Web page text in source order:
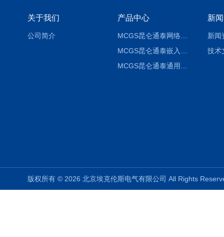
关于我们
公司简介
产品中心
MCGS昆仑通泰网络版组态软件报价
新
新闻
技术
版权所有 © 2026 北京埃克伦斯电气有限公司 All Rights